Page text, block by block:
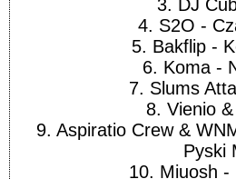
3. DJ
4. S2O -
5. Bakflip-
6. Koma -
7. Slums
8. Vienio
9. Aspiratio Crew &
Pyski
10. Miuosh -